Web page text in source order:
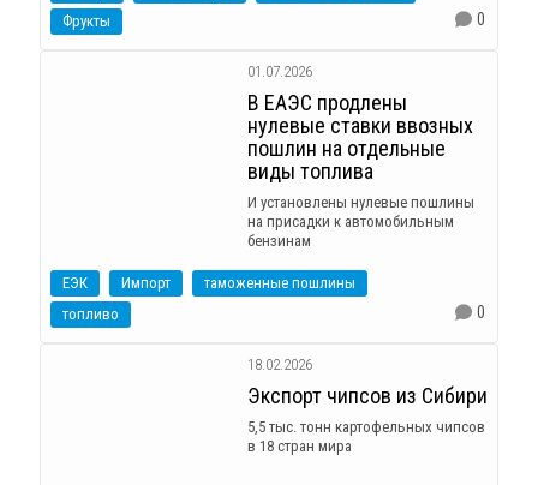
Фрукты
0
01.07.2026
В ЕАЭС продлены
нулевые ставки ввозных
пошлин на отдельные
виды топлива
И установлены нулевые пошлины
на присадки к автомобильным
бензинам
ЕЭК Импорт
таможенные пошлины
топливо
0
18.02.2026
Экспорт чипсов из Сибири
5,5 тыс. тонн картофельных чипсов
в 18 стран мира